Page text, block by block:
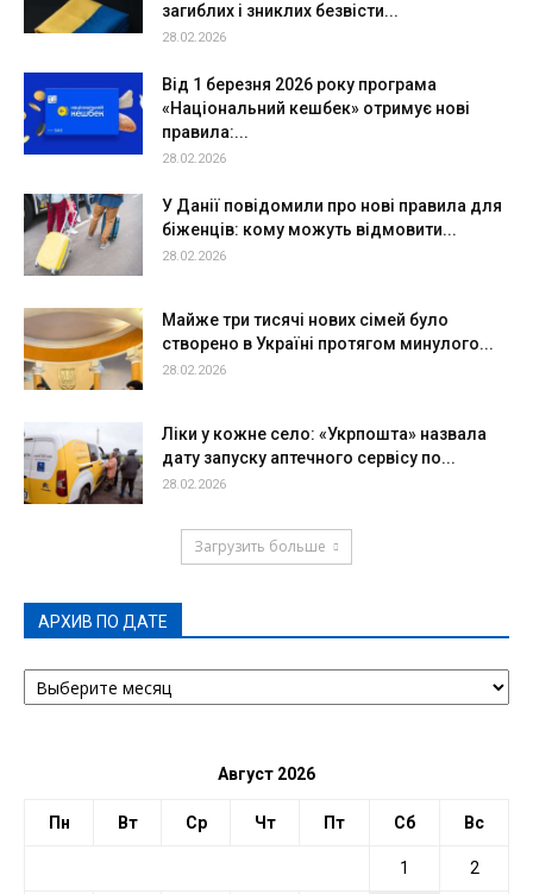
загиблих і зниклих безвісти...
28.02.2026
Від 1 березня 2026 року програма
«Національний кешбек» отримує нові
правила:...
28.02.2026
У Данії повідомили про нові правила для
біженців: кому можуть відмовити...
28.02.2026
Майже три тисячі нових сімей було
створено в Україні протягом минулого...
28.02.2026
Ліки у кожне село: «Укрпошта» назвала
дату запуску аптечного сервісу по...
28.02.2026
Загрузить больше
АРХИВ ПО ДАТЕ
АРХИВ
ПО
Август 2026
Пн Вт Ср Чт Пт Сб Вс
1 2